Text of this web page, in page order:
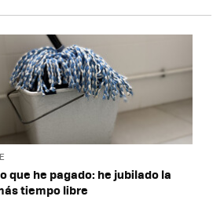
que he pagado: he jubilado la
tiempo libre